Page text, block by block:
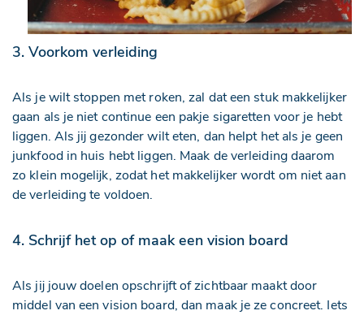
3. Voorkom verleiding
Als je wilt stoppen met roken, zal dat een stuk makkelijker
gaan als je niet continue een pakje sigaretten voor je hebt
liggen. Als jij gezonder wilt eten, dan helpt het als je geen
junkfood in huis hebt liggen. Maak de verleiding daarom
zo klein mogelijk, zodat het makkelijker wordt om niet aan
de verleiding te voldoen.
4. Schrijf het op of maak een vision board
Als jij jouw doelen opschrijft of zichtbaar maakt door
middel van een vision board, dan maak je ze concreet. Iets